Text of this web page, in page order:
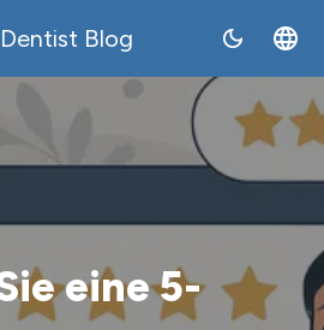
Blog
eine 5-